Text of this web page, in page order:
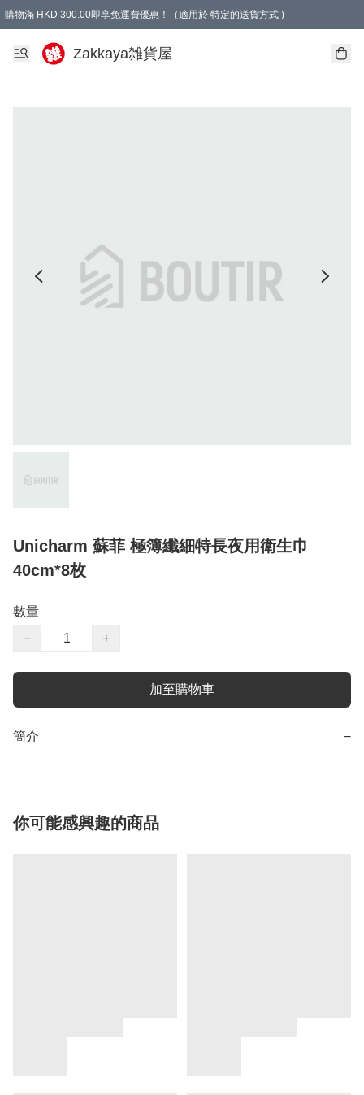
購物滿 HKD 300.00即享免運費優惠！（適用於 特定的送貨方式 )
Zakkaya雑貨屋
Unicharm 蘇菲 極簿纖細特長夜用衛生巾
40cm*8枚
數量
−
+
加至購物車
簡介 −
你可能感興趣的商品